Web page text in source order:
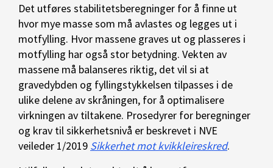
Det utføres stabilitetsberegninger for å finne ut
hvor mye masse som må avlastes og legges ut i
motfylling. Hvor massene graves ut og plasseres i
motfylling har også stor betydning. Vekten av
massene må balanseres riktig, det vil si at
gravedybden og fyllingstykkelsen tilpasses i de
ulike delene av skråningen, for å optimalisere
virkningen av tiltakene. Prosedyrer for beregninger
og krav til sikkerhetsnivå er beskrevet i NVE
veileder 1/2019 Sikkerhet mot kvikkleireskred.